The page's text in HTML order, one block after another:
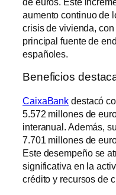
aumento continuo de
crisis de vivienda,
principal fuente de
españoles.
Beneficios
CaixaBank destacó
5.572 millones de
interanual. Además,
7.701 millones de
Este desempeño se
significativa en la
crédito y recursos de